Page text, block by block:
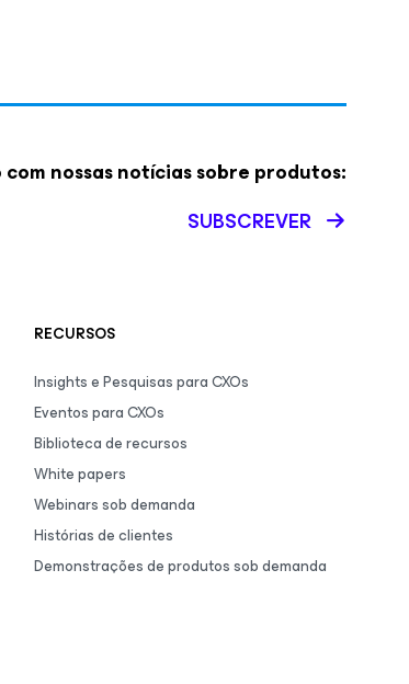
nossas notícias sobre produtos:
SUBSCREVER
RECURSOS
Insights e Pesquisas para CXOs
Eventos para CXOs
Biblioteca de recursos
White papers
Webinars sob demanda
Histórias de clientes
Demonstrações de produtos sob demanda